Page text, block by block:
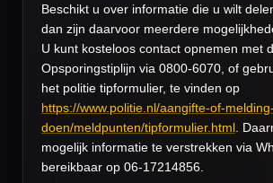
Beschikt u over informatie die u wilt
dan zijn daarvoor meerdere
U kunt kosteloos contact opnemen met
Opsporingstiplijn via 0800-6070, of
het politie tipformulier, te vinden op
https://www.politie.nl/aangifte-of-melding-
doen/meldpunten/tipformulier.html .
mogelijk informatie te verstrekken via
bereikbaar op 06-17214856.